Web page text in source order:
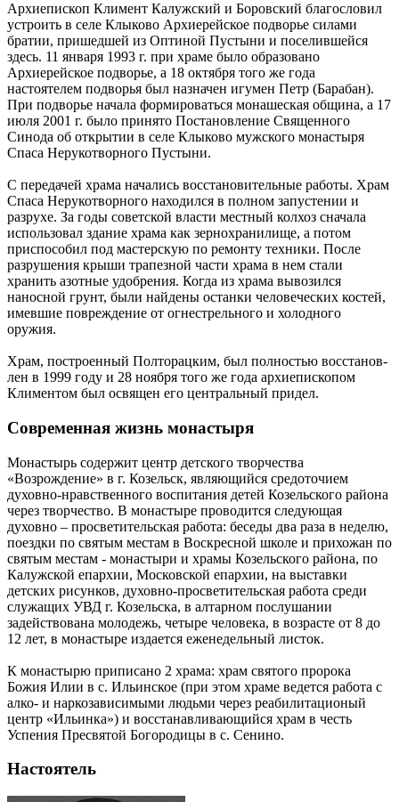
Архиепископ Климент Калужский и Боровский благословил
устроить в селе Клыково Архиерейское подворье силами
братии, пришедшей из Оптиной Пустыни и поселившейся
здесь. 11 января 1993 г. при храме было образовано
Архиерейское подворье, а 18 октября того же года
настоятелем подворья был назначен игумен Петр (Барабан).
При подворье начала формироваться монашеская община, а 17
июля 2001 г. было принято Постановление Священного
Синода об открытии в селе Клыково мужского монастыря
Спаса Нерукотворного Пустыни.
С передачей храма начались восстановительные работы. Храм
Спаса Нерукотворного находился в полном запустении и
разрухе. За годы советской власти местный колхоз сначала
использовал здание храма как зернохранилище, а потом
приспособил под мастерскую по ремонту техники. После
разрушения крыши трапезной части храма в нем стали
хранить азотные удобрения. Когда из храма вывозился
наносной грунт, были найдены останки человеческих костей,
имевшие повреждение от огнестрельного и холодного
оружия.
Храм, построенный Полторацким, был полностью восстанов­
лен в 1999 году и 28 ноября того же года архиепископом
Климентом был освящен его центральный придел.
Современная жизнь монастыря
Монастырь содержит центр детского творчества
«Возрождение» в г. Козельск, являющийся средоточием
духовно-нравственного воспитания детей Козельского района
через творчество. В монастыре проводится следующая
духовно – просветительская работа: беседы два раза в неделю,
поездки по святым местам в Воскресной школе и прихожан по
святым местам - монастыри и храмы Козельского района, по
Калужской епархии, Московской епархии, на выставки
детских рисунков, духовно-просветительская работа среди
служащих УВД г. Козельска, в алтарном послушании
задействована молодежь, четыре человека, в возрасте от 8 до
12 лет, в монастыре издается еженедельный листок.
К монастырю приписано 2 храма: храм святого пророка
Божия Илии в с. Ильинское (при этом храме ведется работа с
алко- и наркозависимыми людьми через реабилитационый
центр «Ильинка») и восстанавливающийся храм в честь
Успения Пресвятой Богородицы в с. Сенино.
Настоятель